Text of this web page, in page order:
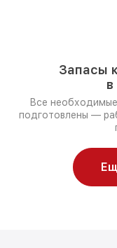
Запасы
Все
подготовлены —